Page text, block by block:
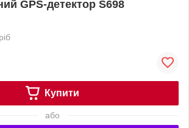
GPS-детектор S698
Купити
або